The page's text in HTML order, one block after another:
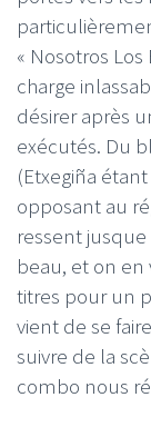
« Nosotros Los
charge
désirer après
exécutés. Du
(Etxegiña
opposant au
ressent jusque
beau, et on en
titres pour un
vient de se
suivre de la
combo nous